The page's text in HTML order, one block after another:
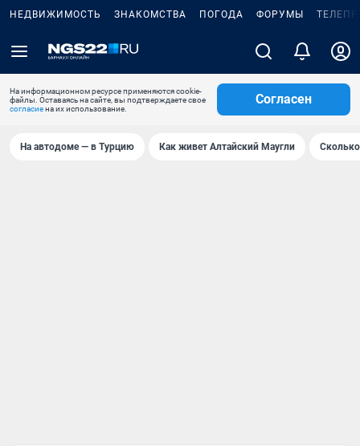
НЕДВИЖИМОСТЬ ЗНАКОМСТВА ПОГОДА ФОРУМЫ
На информационном ресурсе применяются cookie-
файлы. Оставаясь на сайте, вы подтверждаете свое
согласиена их использование.
Согласен
На автодоме — в Турцию Как живет Алтайский Маугли